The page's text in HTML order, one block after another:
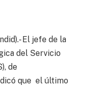
El jefe de la
del Servicio
de
que el último